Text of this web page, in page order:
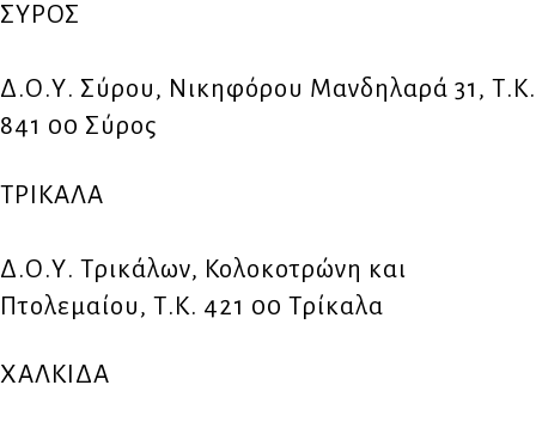
ΣΥΡΟΣ
Δ.Ο.Υ. Σύρου, Νικηφόρου Μανδηλαρά 31, Τ.Κ.
841 00 Σύρος
ΤΡΙΚΑΛΑ
Δ.Ο.Υ. Τρικάλων, Κολοκοτρώνη και
Πτολεμαίου, Τ.Κ. 421 00 Τρίκαλα
ΧΑΛΚΙΔΑ